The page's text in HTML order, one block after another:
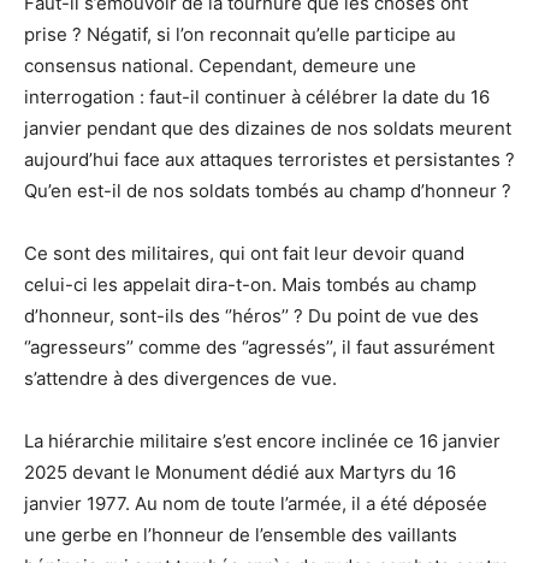
prise ? Négatif, si l’on reconnait qu’elle participe au
consensus national. Cependant, demeure une
interrogation : faut-il continuer à célébrer la date du 16
janvier pendant que des dizaines de nos soldats meurent
aujourd’hui face aux attaques terroristes et persistantes ?
Qu’en est-il de nos soldats tombés au champ d’honneur ?
Ce sont des militaires, qui ont fait leur devoir quand
celui-ci les appelait dira-t-on. Mais tombés au champ
d’honneur, sont-ils des ‘’héros’’ ? Du point de vue des
‘’agresseurs’’ comme des ‘’agressés’’, il faut assurément
s’attendre à des divergences de vue.
La hiérarchie militaire s’est encore inclinée ce 16 janvier
2025 devant le Monument dédié aux Martyrs du 16
janvier 1977. Au nom de toute l’armée, il a été déposée
une gerbe en l’honneur de l’ensemble des vaillants